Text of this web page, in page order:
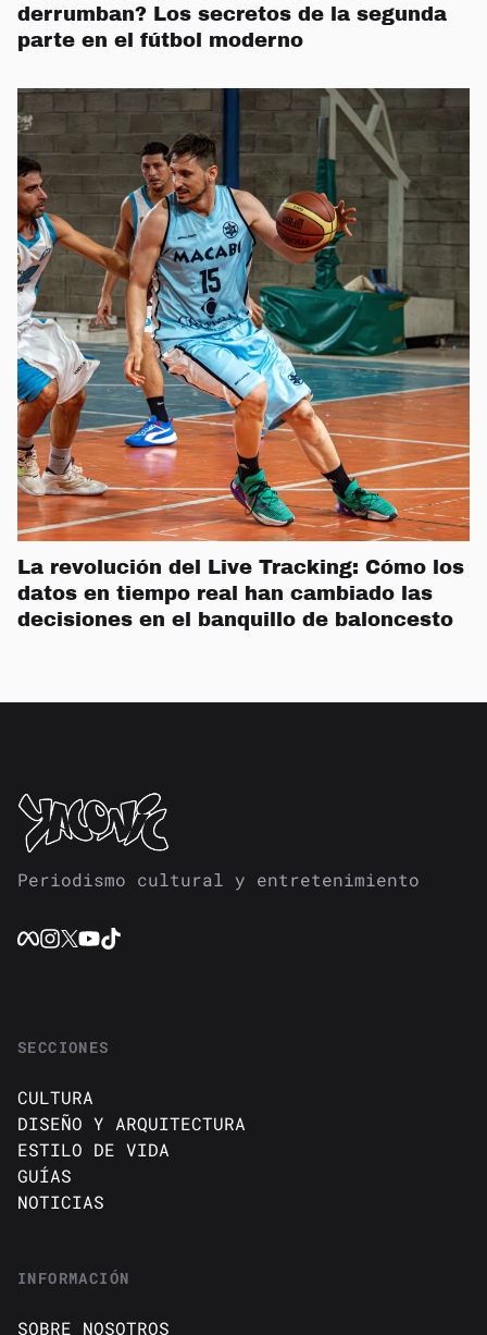
derrumban? Los secretos de la segunda
parte en el fútbol moderno
La revolución del Live Tracking: Cómo los
datos en tiempo real han cambiado las
decisiones en el banquillo de baloncesto
Periodismo cultural y entretenimiento
SECCIONES
CULTURA
DISEÑO Y ARQUITECTURA
ESTILO DE VIDA
GUÍAS
NOTICIAS
INFORMACIÓN
SOBRE NOSOTROS